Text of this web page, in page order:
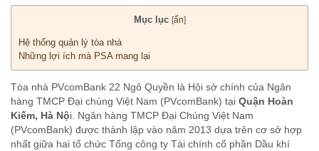
Mục lục [ẩn]
Hệ thống quản lý tòa nhà
Những lợi ích mà PSA mang lại
Tòa nhà PVcomBank 22 Ngô Quyền là Hội sở chính của Ngân
hàng TMCP Đại chúng Việt Nam (PVcomBank) tại Quận Hoàn
Kiếm, Hà Nội. Ngân hàng TMCP Đại Chúng Việt Nam
(PVcomBank) được thành lập vào năm 2013 dựa trên cơ sở hợp
nhất giữa hai tổ chức Tổng công ty Tài chính cổ phần Dầu khí